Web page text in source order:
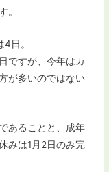
。
日。
ですが、今年はカ
が多いのではない
あることと、成年
みは1月2日のみ完